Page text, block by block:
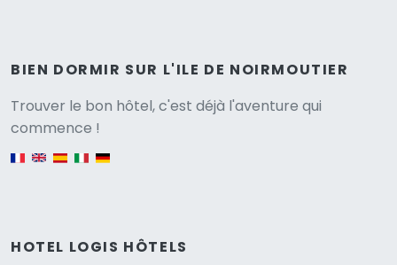
BIEN DORMIR SUR L'ILE DE NOIRMOUTIER
Trouver le bon hôtel, c'est déjà l'aventure qui
commence !
HOTEL LOGIS HÔTELS